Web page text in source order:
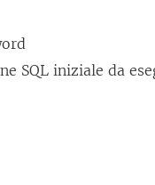
SQL iniziale da